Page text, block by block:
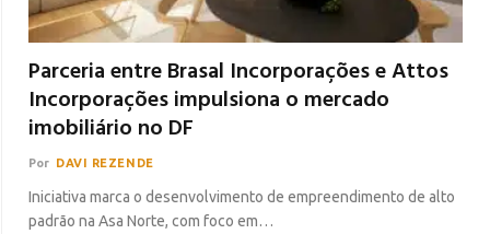
Parceria entre Brasal Incorporações e Attos
Incorporações impulsiona o mercado
imobiliário no DF
Por DAVI REZENDE
Iniciativa marca o desenvolvimento de empreendimento de alto
padrão na Asa Norte, com foco em…